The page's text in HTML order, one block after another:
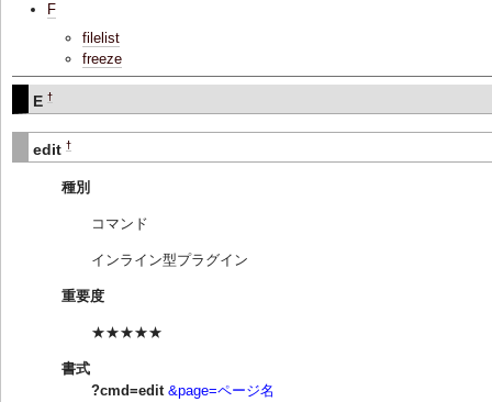
F
filelist
freeze
E †
edit †
種別
コマンド
インライン型プラグイン
重要度
★★★★★
書式
?cmd=edit &page=ページ名